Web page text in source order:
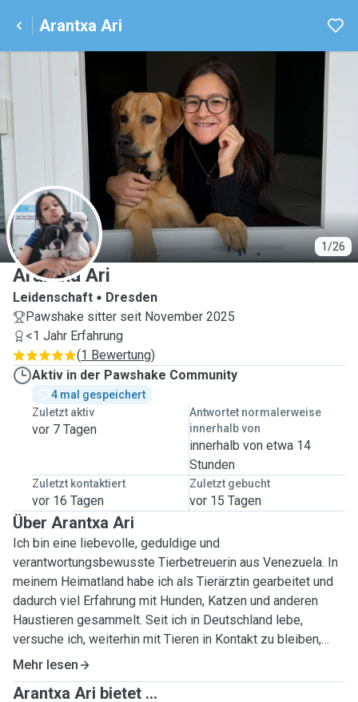
Arantxa Ari
1/26
A
Arantxa Ari
Leidenschaft
Dresden
Pawshake sitter seit November 2025
<1 Jahr Erfahrung
(1 Bewertung)
Aktiv in der Pawshake Community
4 mal gespeichert
Zuletzt aktiv
vor 7 Tagen
Antwortet normalerweise
innerhalb von
innerhalb von etwa 14
Stunden
Zuletzt kontaktiert
vor 16 Tagen
Zuletzt gebucht
vor 15 Tagen
Über Arantxa Ari
Ich bin eine liebevolle, geduldige und
verantwortungsbewusste Tierbetreuerin aus Venezuela. In
meinem Heimatland habe ich als Tierärztin gearbeitet und
dadurch viel Erfahrung mit Hunden, Katzen und anderen
Haustieren gesammelt. Seit ich in Deutschland lebe,
versuche ich, weiterhin mit Tieren in Kontakt zu bleiben,
weil sie ein wichtiger Teil meines Lebens sind. Ich liebe es,
mit ihnen zu spielen, spazieren zu gehen und ihnen die
Aufmerksamkeit zu geben, die sie brauchen, wenn ihre
Mehr lesen
Arantxa Ari bietet ...